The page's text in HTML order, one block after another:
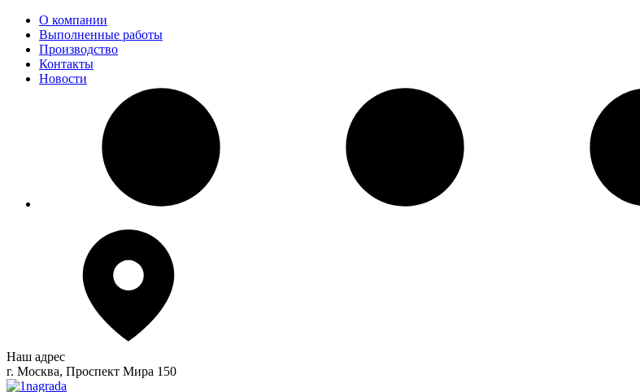
О компании
Выполненные работы
Производство
Контакты
Новости
Наш адрес
г. Москва, Проспект Мира 150